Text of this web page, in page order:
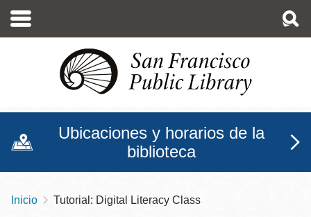
contenido
Ubicaciones y horarios de la
biblioteca
Sobrescribir
Inicio Tutorial: Digital Literacy Class